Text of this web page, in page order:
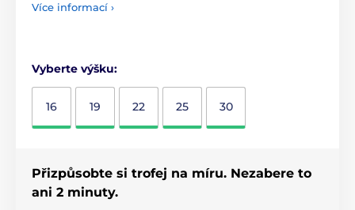
Více informací ›
Vyberte výšku:
16 19 22 25 30
Přizpůsobte si trofej na míru. Nezabere to
ani 2 minuty.